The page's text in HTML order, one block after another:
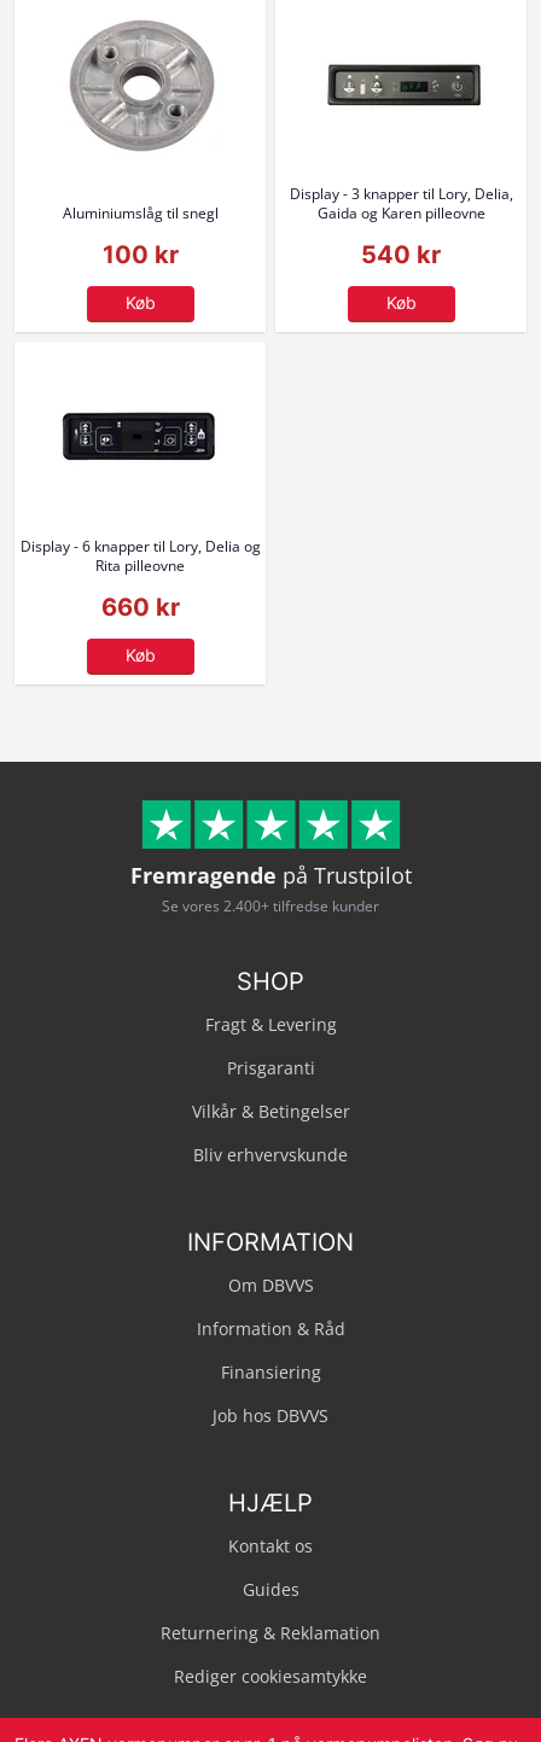
Aluminiumslåg til snegl
100 kr
Køb
Display - 3 knapper til Lory, Delia,
Gaida og Karen pilleovne
540 kr
Køb
Display - 6 knapper til Lory, Delia og
Rita pilleovne
660 kr
Køb
Fremragende på Trustpilot
Se vores 2.400+ tilfredse kunder
SHOP
Fragt & Levering
Prisgaranti
Vilkår & Betingelser
Bliv erhvervskunde
INFORMATION
Om DBVVS
Information & Råd
Finansiering
Job hos DBVVS
HJÆLP
Kontakt os
Guides
Returnering & Reklamation
Rediger cookiesamtykke